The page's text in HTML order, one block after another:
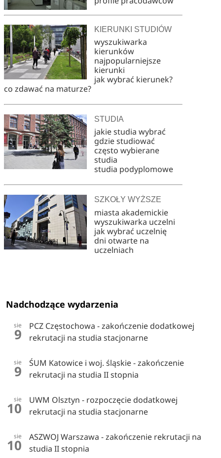
KIERUNKI STUDIÓW
wyszukiwarka
kierunków
najpopularniejsze
kierunki
jak wybrać kierunek?
co zdawać na maturze?
STUDIA
jakie studia wybrać
gdzie studiować
często wybierane
studia
studia podyplomowe
SZKOŁY WYŻSZE
miasta akademickie
wyszukiwarka uczelni
jak wybrać uczelnię
dni otwarte na
uczelniach
Nadchodzące wydarzenia
sie
9
PCZ Częstochowa - zakończenie dodatkowej
rekrutacji na studia stacjonarne
sie
9
ŚUM Katowice i woj. śląskie - zakończenie
rekrutacji na studia II stopnia
sie
10
UWM Olsztyn - rozpoczęcie dodatkowej
rekrutacji na studia stacjonarne
sie
10
ASZWOJ Warszawa - zakończenie rekrutacji na
studia II stopnia